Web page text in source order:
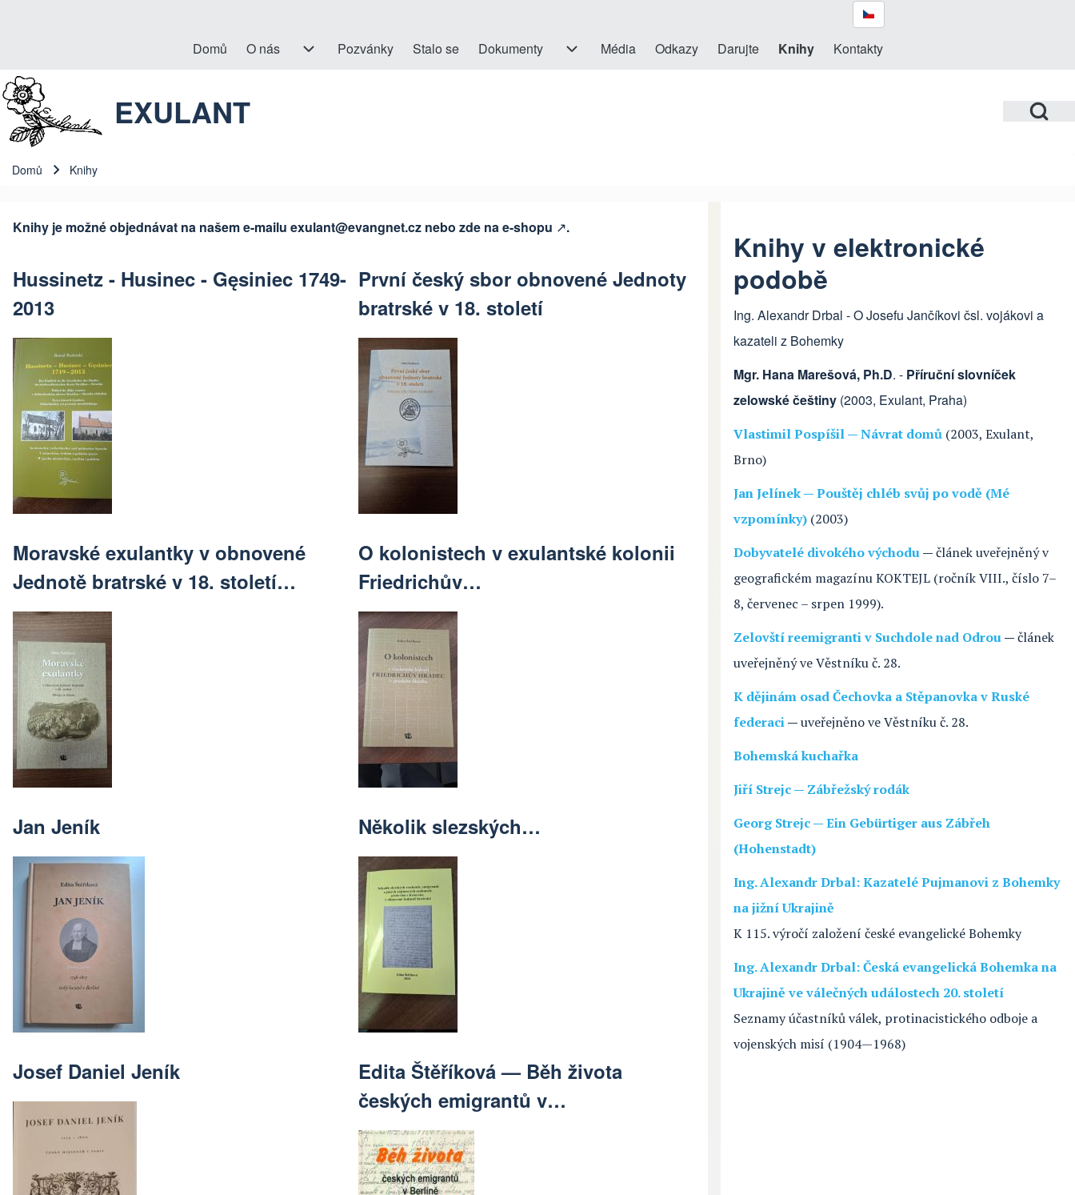
Close search
Hlavní navigaceDomů O nás
O nás sub-navigationPozvánky Stalo se Dokumenty
Dokumenty sub-navigation
Média Odkazy Darujte Knihy Kontakty
Open Search
EXULANT
Domů Knihy
Knihy je možné objednávat na našem e-mailu exulant@evangnet.cz nebo zde na e-shopu ↗️.
Hussinetz - Husinec - Gęsiniec 1749-
2013
První český sbor obnovené Jednoty
bratrské v 18. století
Moravské exulantky v obnovené
Jednotě bratrské v 18. století…
O kolonistech v exulantské kolonii
Friedrichův…
Jan Jeník Několik slezských…
Josef Daniel Jeník
Edita Štěříková — Běh života
českých emigrantů v…
Knihy v elektronické
podobě
Ing. Alexandr Drbal -O Josefu Jančíkovi čsl. vojákovi a
kazateli z Bohemky
Mgr. Hana Marešová, Ph.D. - Příruční slovníček
zelowské češtiny (2003, Exulant, Praha)
Vlastimil Pospíšil — Návrat domů (2003, Exulant,
Brno)
Jan Jelínek — Pouštěj chléb svůj po vodě (Mé
vzpomínky) (2003)
Dobyvatelé divokého východu—článek uveřejněný v
geografickém magazínu KOKTEJL (ročník VIII., číslo 7–
8, červenec – srpen 1999).
Zelovští reemigranti v Suchdole nad Odrou—článek
uveřejněný ve Věstníku č. 28.
K dějinám osad Čechovka a Stěpanovka v Ruské
federaci—uveřejněno ve Věstníku č. 28.
Bohemská kuchařka
Jiří Strejc — Zábřežský rodák
Georg Strejc — Ein Gebürtiger aus Zábřeh
(Hohenstadt)
Ing. Alexandr Drbal: Kazatelé Pujmanovi z Bohemky
na jižní Ukrajině
K 115. výročí založení české evangelické Bohemky
Ing. Alexandr Drbal: Česká evangelická Bohemka na
Ukrajině ve válečných událostech 20. století
Seznamy účastníků válek, protinacistického odboje a
vojenských misí (1904—1968)